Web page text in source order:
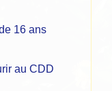
16 ans
au CDD